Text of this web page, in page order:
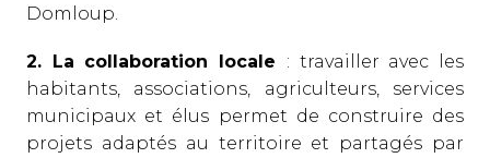
Domloup.
2. La collaboration locale : travailler avec les
habitants, associations, agriculteurs, services
municipaux et élus permet de construire des
projets adaptés au territoire et partagés par